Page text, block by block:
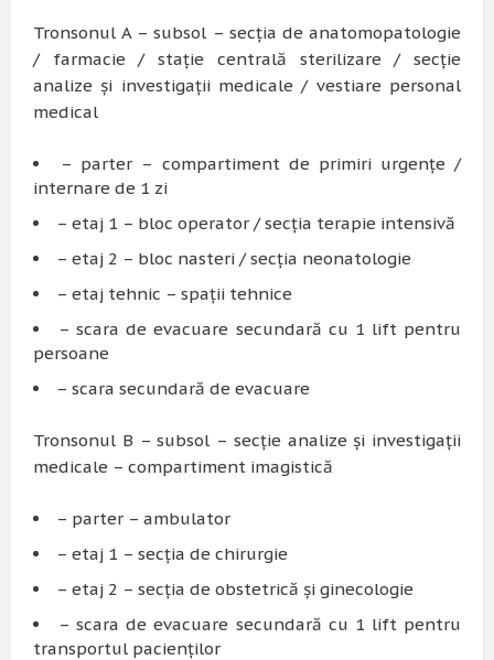
Tronsonul A – subsol – secția de anatomopatologie
/ farmacie / stație centrală sterilizare / secție
analize și investigații medicale / vestiare personal
medical
– parter – compartiment de primiri urgențe /
internare de 1 zi
– etaj 1 – bloc operator / secția terapie intensivă
– etaj 2 – bloc nasteri / secția neonatologie
– etaj tehnic – spații tehnice
– scara de evacuare secundară cu 1 lift pentru
persoane
– scara secundară de evacuare
Tronsonul B – subsol – secție analize și investigații
medicale – compartiment imagistică
– parter – ambulator
– etaj 1 – secția de chirurgie
– etaj 2 – secția de obstetrică și ginecologie
– scara de evacuare secundară cu 1 lift pentru
transportul pacienților